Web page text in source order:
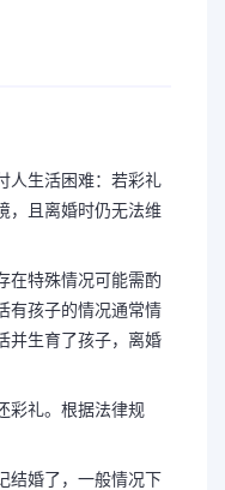
人生活困难：若彩礼
，且离婚时仍无法维
在特殊情况可能需酌
有孩子的情况通常情
并生育了孩子，离婚
彩礼。根据法律规
结婚了，一般情况下
婚，彩礼
婚前给付导
陷入严重经济